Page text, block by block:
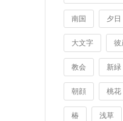
南国 夕日
大文字 彼
教会 新緑
朝顔 桃花
椿 浅草